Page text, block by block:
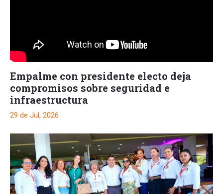
Empalme con presidente electo deja
compromisos sobre seguridad e
infraestructura
29 de Jul, 2026